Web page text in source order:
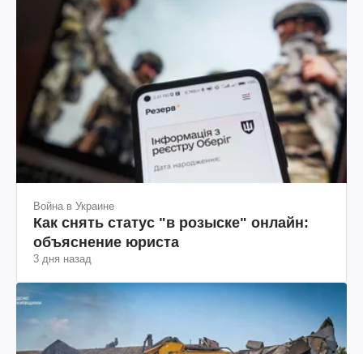
Война в Украине
Как снять статус "в розыске" онлайн:
объяснение юриста
3 дня назад